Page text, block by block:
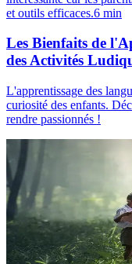
et outils efficaces.6 min
Les Bienfaits de
des Activités
L'apprentissage des
curiosité des enfants.
rendre passionnés !